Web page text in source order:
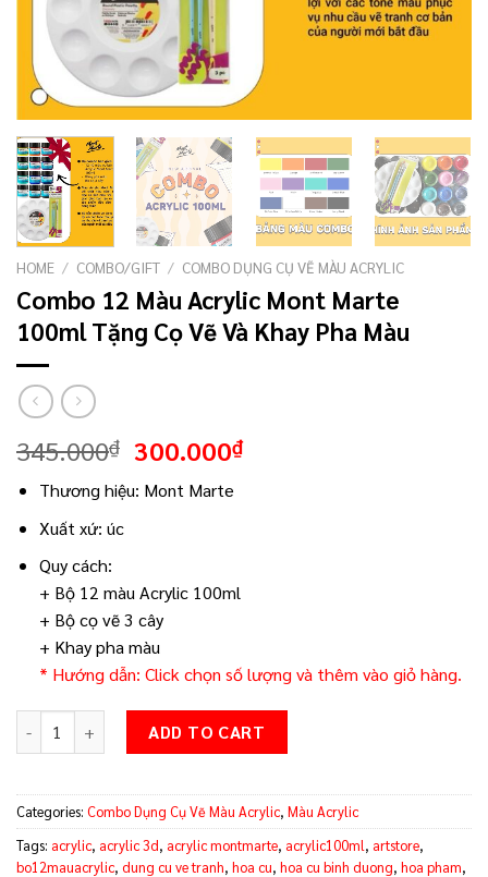
HOME / COMBO/GIFT / COMBO DỤNG CỤ VẼ MÀU ACRYLIC
Combo 12 Màu Acrylic Mont Marte
100ml Tặng Cọ Vẽ Và Khay Pha Màu
345.000₫ 300.000₫
Thương hiệu: Mont Marte
Xuất xứ: úc
Quy cách:
+ Bộ 12 màu Acrylic 100ml
+ Bộ cọ vẽ 3 cây
+ Khay pha màu
* Hướng dẫn: Click chọn số lượng và thêm vào giỏ hàng.
ADD TO CART
Categories: Combo Dụng Cụ Vẽ Màu Acrylic, Màu Acrylic
Tags: acrylic, acrylic 3d, acrylic montmarte, acrylic100ml, artstore,
bo12mauacrylic, dung cu ve tranh, hoa cu, hoa cu binh duong, hoa pham,